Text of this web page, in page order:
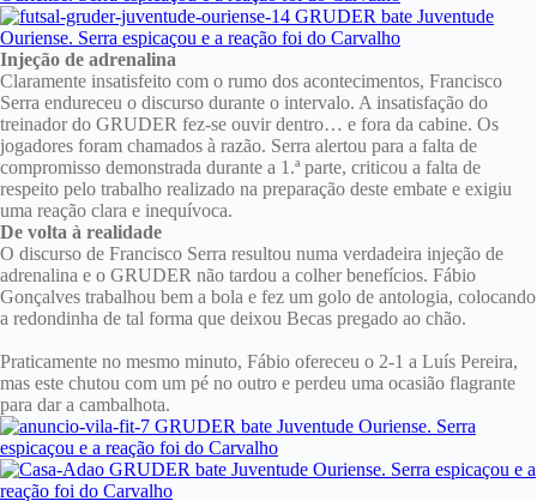
Injeção de adrenalina
Claramente insatisfeito com o rumo dos acontecimentos, Francisco
Serra endureceu o discurso durante o intervalo. A insatisfação do
treinador do GRUDER fez-se ouvir dentro… e fora da cabine. Os
jogadores foram chamados à razão. Serra alertou para a falta de
compromisso demonstrada durante a 1.ª parte, criticou a falta de
respeito pelo trabalho realizado na preparação deste embate e exigiu
uma reação clara e inequívoca.
De volta à realidade
O discurso de Francisco Serra resultou numa verdadeira injeção de
adrenalina e o GRUDER não tardou a colher benefícios. Fábio
Gonçalves trabalhou bem a bola e fez um golo de antologia, colocando
a redondinha de tal forma que deixou Becas pregado ao chão.
Praticamente no mesmo minuto, Fábio ofereceu o 2-1 a Luís Pereira,
mas este chutou com um pé no outro e perdeu uma ocasião flagrante
para dar a cambalhota.